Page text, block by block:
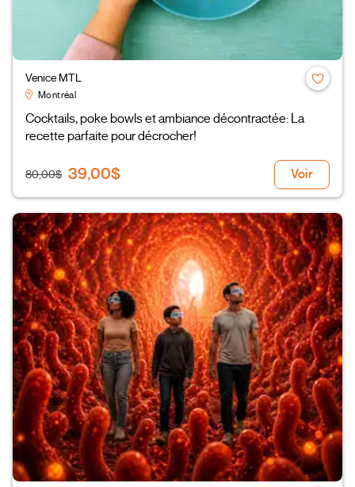
Venice MTL
Montréal
Cocktails, poke bowls et ambiance décontractée: La
recette parfaite pour décrocher!
80,00$ 39,00$ Voir